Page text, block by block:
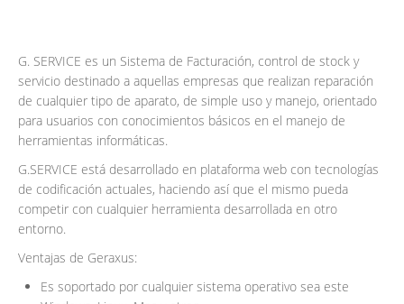
G. SERVICE es un Sistema de Facturación, control de stock y
servicio destinado a aquellas empresas que realizan reparación
de cualquier tipo de aparato, de simple uso y manejo, orientado
para usuarios con conocimientos básicos en el manejo de
herramientas informáticas.
G.SERVICE está desarrollado en plataforma web con tecnologías
de codificación actuales, haciendo así que el mismo pueda
competir con cualquier herramienta desarrollada en otro
entorno.
Ventajas de Geraxus:
Es soportado por cualquier sistema operativo sea este